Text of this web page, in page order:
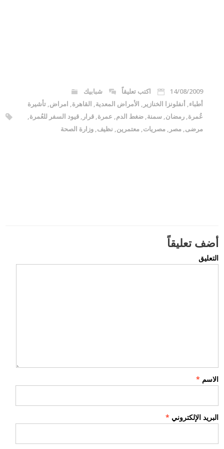
14/08/2009 اكتب تعليقاً
شبابيك
أطباء,أنفلونزا الخنازير , الأمراض المعدية, القاهرة, امراض,تأشيرة
عُمرة,رمضان,سمنة,ضغط الدم, عمرة,قرار ,قيود السفر للعُمرة,
مرضى,مصر ,مصريات,معتمرين, نظيف,وزارة الصحة
أضف تعليقاً
التعليق
الاسم *
البريد الإلكتروني *